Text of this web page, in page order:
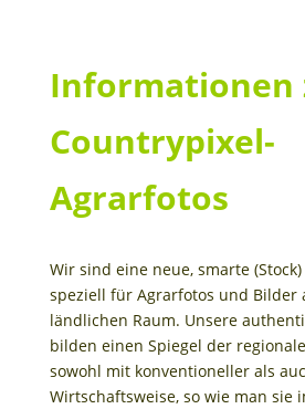
Informationen
Countrypixel-
Agrarfotos
Wir sind eine neue, smarte
speziell für Agrarfotos und Bilder
ländlichen Raum. Unsere
bilden einen Spiegel der
sowohl mit konventioneller als
Wirtschaftsweise, so wie man sie